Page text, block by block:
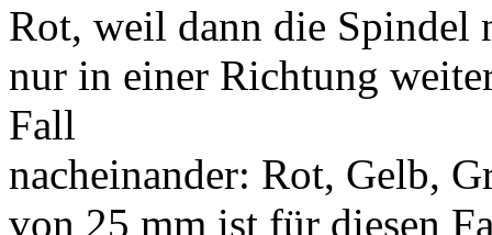
Rot, weil dann die Spindel
nur in einer Richtung
Fall
nacheinander: Rot, Gelb,
von 25 mm ist für diesen